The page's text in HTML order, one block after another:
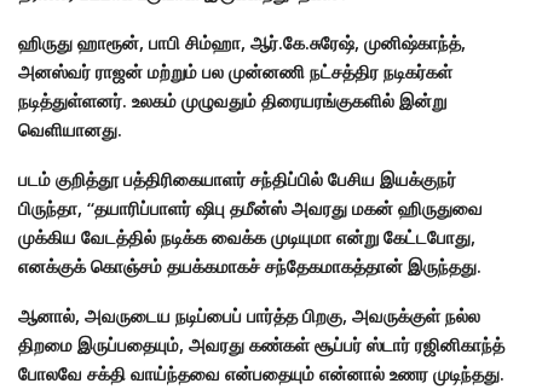
ஹிருது ஹாரூன், பாபி சிம்ஹா, ஆர்.கே.சுரேஷ், முனிஷ்காந்த்,
அனஸ்வர் ராஜன் மற்றும் பல முன்னணி நட்சத்திர நடிகர்கள்
நடித்துள்ளனர். உலகம் முழுவதும் திரையரங்குகளில் இன்று
வெளியானது.
படம் குறித்தூ பத்திரிகையாளர் சந்திப்பில் பேசிய இயக்குநர்
பிருந்தா, “தயாரிப்பாளர் ஷிபு தமீன்ஸ் அவரது மகன் ஹிருதுவை
முக்கிய வேடத்தில் நடிக்க வைக்க முடியுமா என்று கேட்டபோது,
எனக்குக் கொஞ்சம் தயக்கமாகச் சந்தேகமாகத்தான் இருந்தது.
ஆனால், அவருடைய நடிப்பைப் பார்த்த பிறகு, அவருக்குள் நல்ல
திறமை இருப்பதையும், அவரது கண்கள் சூப்பர் ஸ்டார் ரஜினிகாந்த்
போலவே சக்தி வாய்ந்தவை என்பதையும் என்னால் உணர முடிந்தது.